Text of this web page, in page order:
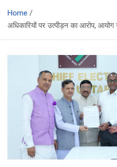
Home
अधिकारियों पर उत्पीड़न का आरोप, आयोग